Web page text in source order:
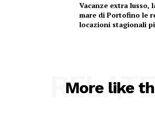
Vacanze extra lusso,
mare di Portofino le
locazioni stagionali
More like